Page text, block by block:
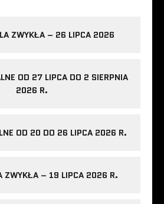
ZWYKŁA – 26 LIPCA 2026
OD 27 LIPCA DO 2 SIERPNIA
2026 R.
OD 20 DO 26 LIPCA 2026 R.
ZWYKŁA – 19 LIPCA 2026 R.